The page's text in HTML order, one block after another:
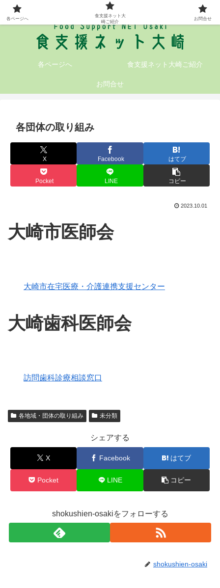
大崎地域の食支援情報が満載です!
各ページへ 食支援ネット大崎ご紹介
お問合せ
各団体の取り組み
X Facebook はてブ
Pocket LINE コピー
2023.10.01
大崎市医師会
大崎市在宅医療・介護連携支援センター
大崎歯科医師会
訪問歯科診療相談窓口
各地域・団体の取り組み 未分類
シェアする
X Facebook はてブ
Pocket LINE コピー
shokushien-osakiをフォローする
shokushien-osaki
各ページへ
食支援ネット大
崎ご紹介
お問合せ